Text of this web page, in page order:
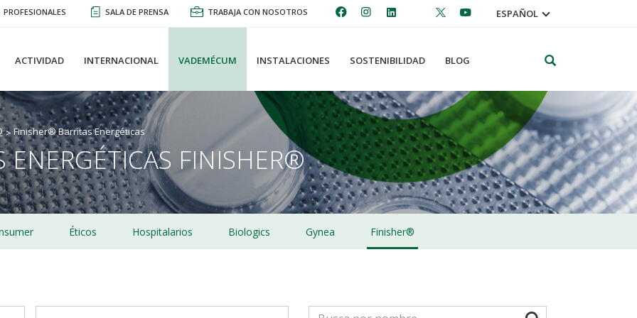
PROFESIONALES SALA DE PRENSA TRABAJA CON NOSOTROS ESPAÑOL
ACTIVIDAD INTERNACIONAL VADEMÉCUM INSTALACIONES SOSTENIBILIDAD BLOG
Finisher® Barritas Energéticas
FINISHER®
Éticos Hospitalarios Biologics Gynea Finisher®